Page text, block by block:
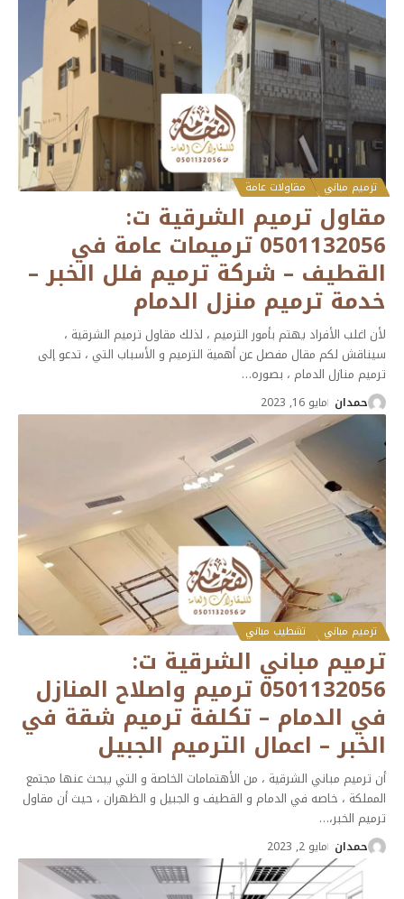
ترميم مباني مقاولات عامة
مقاول ترميم الشرقية ت:
0501132056 ترميمات عامة في
القطيف – شركة ترميم فلل الخبر –
خدمة ترميم منزل الدمام
لأن اغلب الأفراد يهتم بأمور الترميم ، لذلك مقاول ترميم الشرقية ،
سيناقش لكم مقال مفصل عن أهمية الترميم و الأسباب التي ، تدعو إلى
ترميم منازل الدمام ، بصوره…
حمدان مايو 16, 2023
ترميم مباني تشطيب مباني
ترميم مباني الشرقية ت:
0501132056 ترميم واصلاح المنازل
في الدمام – تكلفة ترميم شقة في
الخبر – اعمال الترميم الجبيل
أن ترميم مباني الشرقية ، من الأهتمامات الخاصة و التي يبحث عنها مجتمع
المملكة ، خاصه في الدمام و القطيف و الجبيل و الظهران ، حيث أن مقاول
ترميم الخبر،…
حمدان مايو 2, 2023